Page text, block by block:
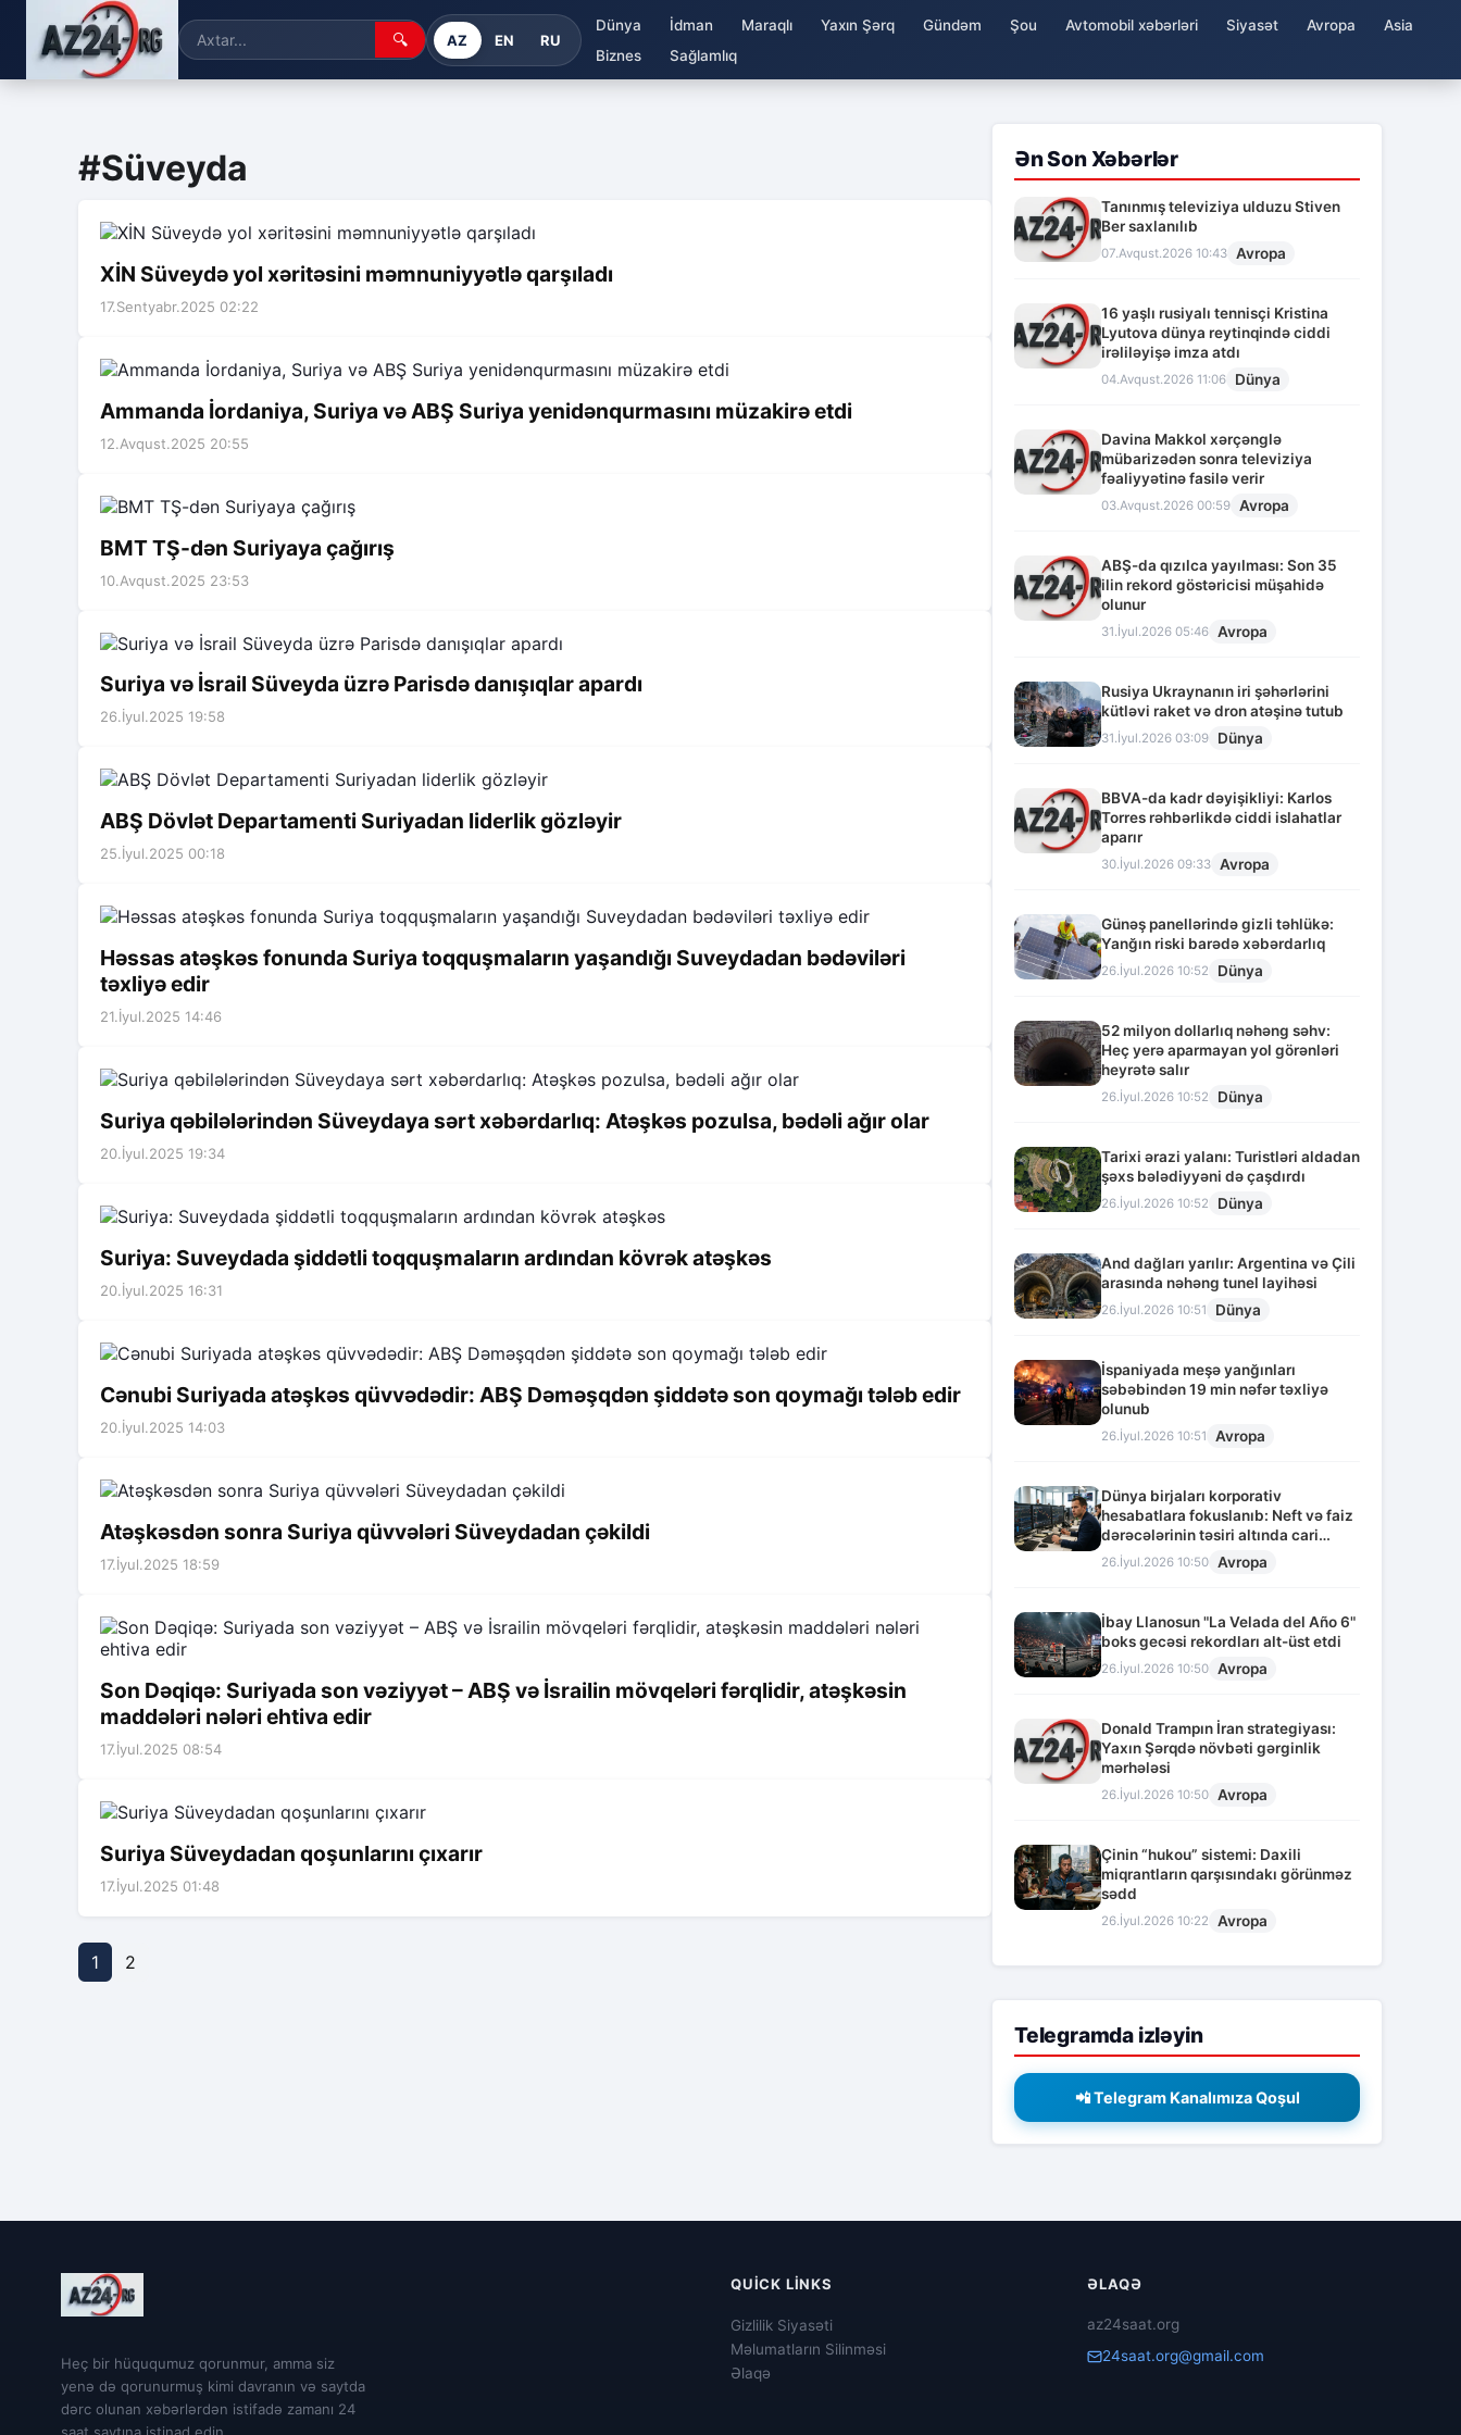
🔍 AZ EN RU
Dünya İdman Maraqlı Yaxın Şərq Gündəm Şou Avtomobil xəbərləri Siyasət Avropa
Asia
Biznes
Sağlamlıq
#Süveyda
XİN Süveydə yol xəritəsini məmnuniyyətlə qarşıladı
17.Sentyabr.2025 02:22
Ammanda İordaniya, Suriya və ABŞ Suriya yenidənqurmasını müzakirə etdi
12.Avqust.2025 20:55
BMT TŞ-dən Suriyaya çağırış
10.Avqust.2025 23:53
Suriya və İsrail Süveyda üzrə Parisdə danışıqlar apardı
26.İyul.2025 19:58
ABŞ Dövlət Departamenti Suriyadan liderlik gözləyir
25.İyul.2025 00:18
Həssas atəşkəs fonunda Suriya toqquşmaların yaşandığı Suveydadan bədəviləri
təxliyə edir
21.İyul.2025 14:46
Suriya qəbilələrindən Süveydaya sərt xəbərdarlıq: Atəşkəs pozulsa, bədəli ağır olar
20.İyul.2025 19:34
Suriya: Suveydada şiddətli toqquşmaların ardından kövrək atəşkəs
20.İyul.2025 16:31
Cənubi Suriyada atəşkəs qüvvədədir: ABŞ Dəməşqdən şiddətə son qoymağı tələb edir
20.İyul.2025 14:03
Atəşkəsdən sonra Suriya qüvvələri Süveydadan çəkildi
17.İyul.2025 18:59
Son Dəqiqə: Suriyada son vəziyyət – ABŞ və İsrailin mövqeləri fərqlidir, atəşkəsin
maddələri nələri ehtiva edir
17.İyul.2025 08:54
Suriya Süveydadan qoşunlarını çıxarır
17.İyul.2025 01:48
1 2
Ən Son Xəbərlər
Tanınmış televiziya ulduzu Stiven
Ber saxlanılıb
07.Avqust.2026 10:43 Avropa
16 yaşlı rusiyalı tennisçi Kristina
Lyutova dünya reytinqində ciddi
irəliləyişə imza atdı
04.Avqust.2026 11:06 Dünya
Davina Makkol xərçənglə
mübarizədən sonra televiziya
fəaliyyətinə fasilə verir
03.Avqust.2026 00:59 Avropa
ABŞ-da qızılca yayılması: Son 35
ilin rekord göstəricisi müşahidə
olunur
31.İyul.2026 05:46 Avropa
Rusiya Ukraynanın iri şəhərlərini
kütləvi raket və dron atəşinə tutub
31.İyul.2026 03:09 Dünya
BBVA-da kadr dəyişikliyi: Karlos
Torres rəhbərlikdə ciddi islahatlar
aparır
30.İyul.2026 09:33 Avropa
Günəş panellərində gizli təhlükə:
Yanğın riski barədə xəbərdarlıq
26.İyul.2026 10:52 Dünya
52 milyon dollarlıq nəhəng səhv:
Heç yerə aparmayan yol görənləri
heyrətə salır
26.İyul.2026 10:52 Dünya
Tarixi ərazi yalanı: Turistləri aldadan
şəxs bələdiyyəni də çaşdırdı
26.İyul.2026 10:52 Dünya
And dağları yarılır: Argentina və Çili
arasında nəhəng tunel layihəsi
26.İyul.2026 10:51 Dünya
İspaniyada meşə yanğınları
səbəbindən 19 min nəfər təxliyə
olunub
26.İyul.2026 10:51 Avropa
Dünya birjaları korporativ
hesabatlara fokuslanıb: Neft və faiz
dərəcələrinin təsiri altında cari
vəziyyət
26.İyul.2026 10:50 Avropa
İbay Llanosun "La Velada del Año 6"
boks gecəsi rekordları alt-üst etdi
26.İyul.2026 10:50 Avropa
Donald Trampın İran strategiyası:
Yaxın Şərqdə növbəti gərginlik
mərhələsi
26.İyul.2026 10:50 Avropa
Çinin “hukou” sistemi: Daxili
miqrantların qarşısındakı görünməz
sədd
26.İyul.2026 10:22 Avropa
Telegramda izləyin
📲 Telegram Kanalımıza Qoşul
Heç bir hüququmuz qorunmur, amma siz
yenə də qorunurmuş kimi davranın və saytda
dərc olunan xəbərlərdən istifadə zamanı 24
QUICK LINKS
Gizlilik Siyasəti
Məlumatların Silinməsi
Əlaqə
ƏLAQƏ
az24saat.org
24saat.org@gmail.com